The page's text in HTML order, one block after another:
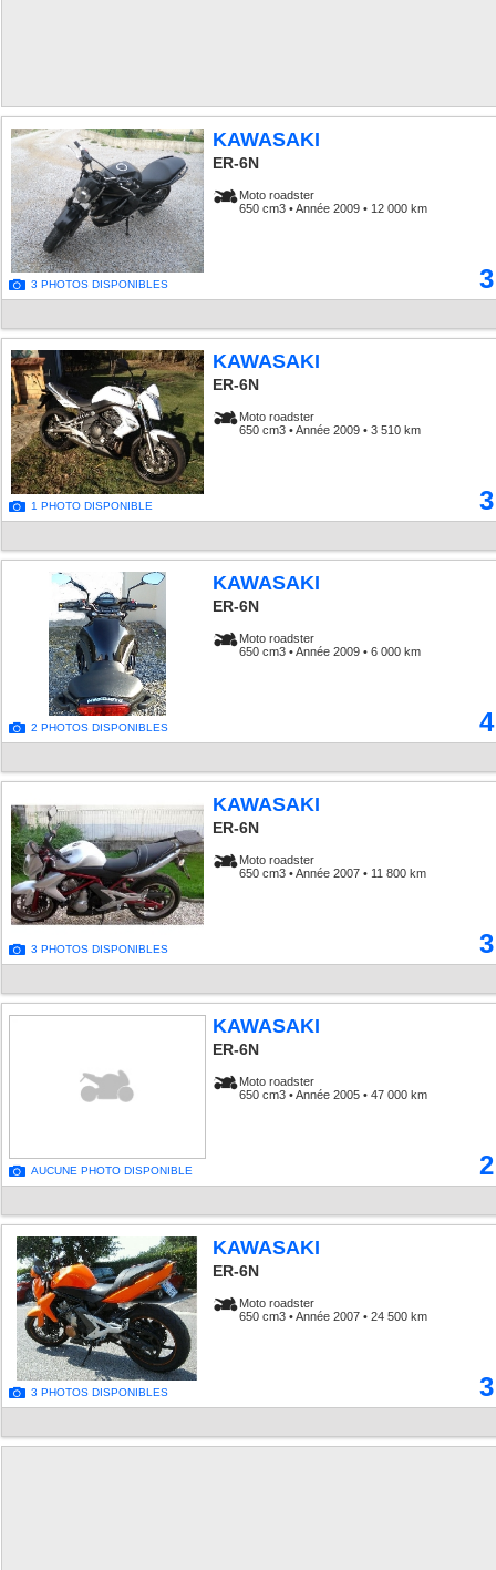
3 PHOTOS DISPONIBLES
KAWASAKI
ER-6N
Moto roadster
650 cm3 • Année 2009 • 12 000 km
1 PHOTO DISPONIBLE
KAWASAKI
ER-6N
Moto roadster
650 cm3 • Année 2009 • 3 510 km
2 PHOTOS DISPONIBLES
KAWASAKI
ER-6N
Moto roadster
650 cm3 • Année 2009 • 6 000 km
3 PHOTOS DISPONIBLES
KAWASAKI
ER-6N
Moto roadster
650 cm3 • Année 2007 • 11 800 km
AUCUNE PHOTO DISPONIBLE
KAWASAKI
ER-6N
Moto roadster
650 cm3 • Année 2005 • 47 000 km
3 PHOTOS DISPONIBLES
KAWASAKI
ER-6N
Moto roadster
650 cm3 • Année 2007 • 24 500 km